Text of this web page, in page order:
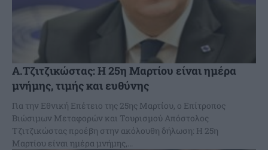
Α.Τζιτζικώστας: Η 25η Μαρτίου είναι ημέρα
μνήμης, τιμής και ευθύνης
Για την Εθνική Επέτειο της 25ης Μαρτίου, ο Επίτροπος
Βιώσιμων Μεταφορών και Τουρισμού Απόστολος
Τζιτζικώστας προέβη στην ακόλουθη δήλωση: Η 25η
Μαρτίου είναι ημέρα μνήμης,...